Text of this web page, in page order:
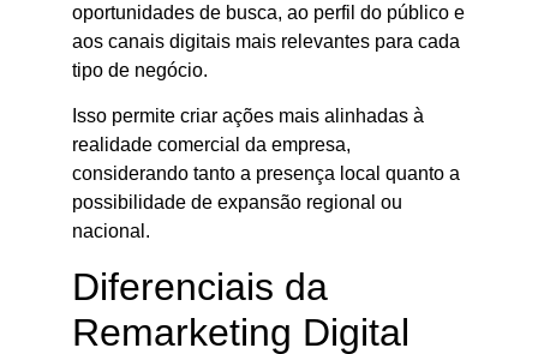
oportunidades de busca, ao perfil do público e
aos canais digitais mais relevantes para cada
tipo de negócio.
Isso permite criar ações mais alinhadas à
realidade comercial da empresa,
considerando tanto a presença local quanto a
possibilidade de expansão regional ou
nacional.
Diferenciais da
Remarketing Digital